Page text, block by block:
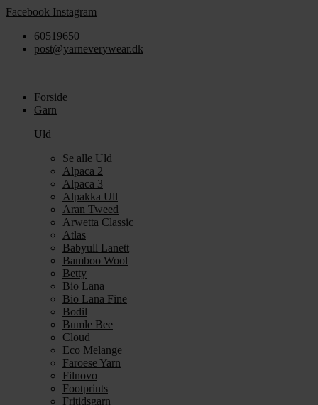
Videre
indhold
Facebook Instagram
60519650
post@yarneverywear.dk
Forside
Garn
Uld
Se alle Uld
Alpaca 2
Alpaca 3
Alpakka Ull
Aran Tweed
Arwetta Classic
Atlas
Babyull Lanett
Bamboo Wool
Betty
Bio Lana
Bio Lana Fine
Bodil
Bumle Bee
Cloud
Eco Melange
Faroese Yarn
Filnovo
Footprints
Fritidsgarn